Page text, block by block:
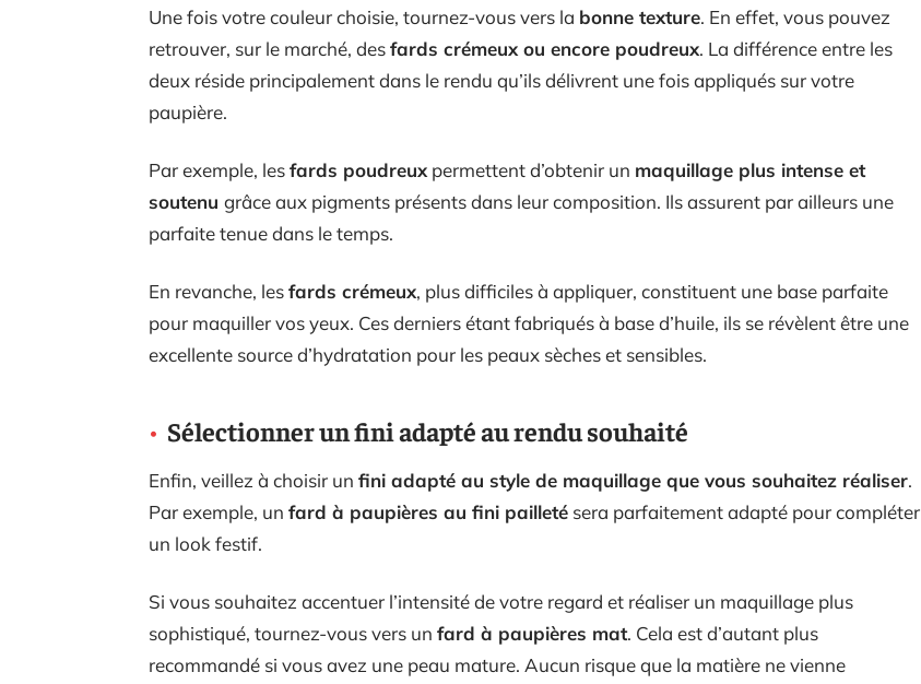
Une fois votre couleur choisie, tournez-vous vers la bonne texture. En effet, vous pouvez
retrouver, sur le marché, desfards crémeux ou encore poudreux. La différence entre les
deux réside principalement dans le rendu qu’ils délivrent une fois appliqués sur votre
paupière.
Par exemple, lesfards poudreux permettent d’obtenir un maquillage plus intense et
soutenu grâce aux pigments présents dans leur composition. Ils assurent par ailleurs une
parfaite tenue dans le temps.
En revanche, lesfards crémeux, plus difficiles à appliquer, constituent une base parfaite
pour maquiller vos yeux. Ces derniers étant fabriqués à base d’huile, ils se révèlent être une
excellente source d’hydratation pour les peaux sèches et sensibles.
Sélectionner un fini adapté au rendu souhaité
Enfin, veillez à choisir un fini adapté au style de maquillage que vous souhaitez réaliser.
Par exemple, un fard à paupières au fini pailleté sera parfaitement adapté pour compléter
un look festif.
Si vous souhaitez accentuer l’intensité de votre regard et réaliser un maquillage plus
sophistiqué, tournez-vous vers un fard à paupières mat. Cela est d’autant plus
recommandé si vous avez une peau mature. Aucun risque que la matière ne vienne